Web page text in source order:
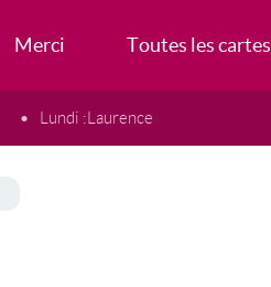
Merci Toutes les cartes
Lundi :Laurence